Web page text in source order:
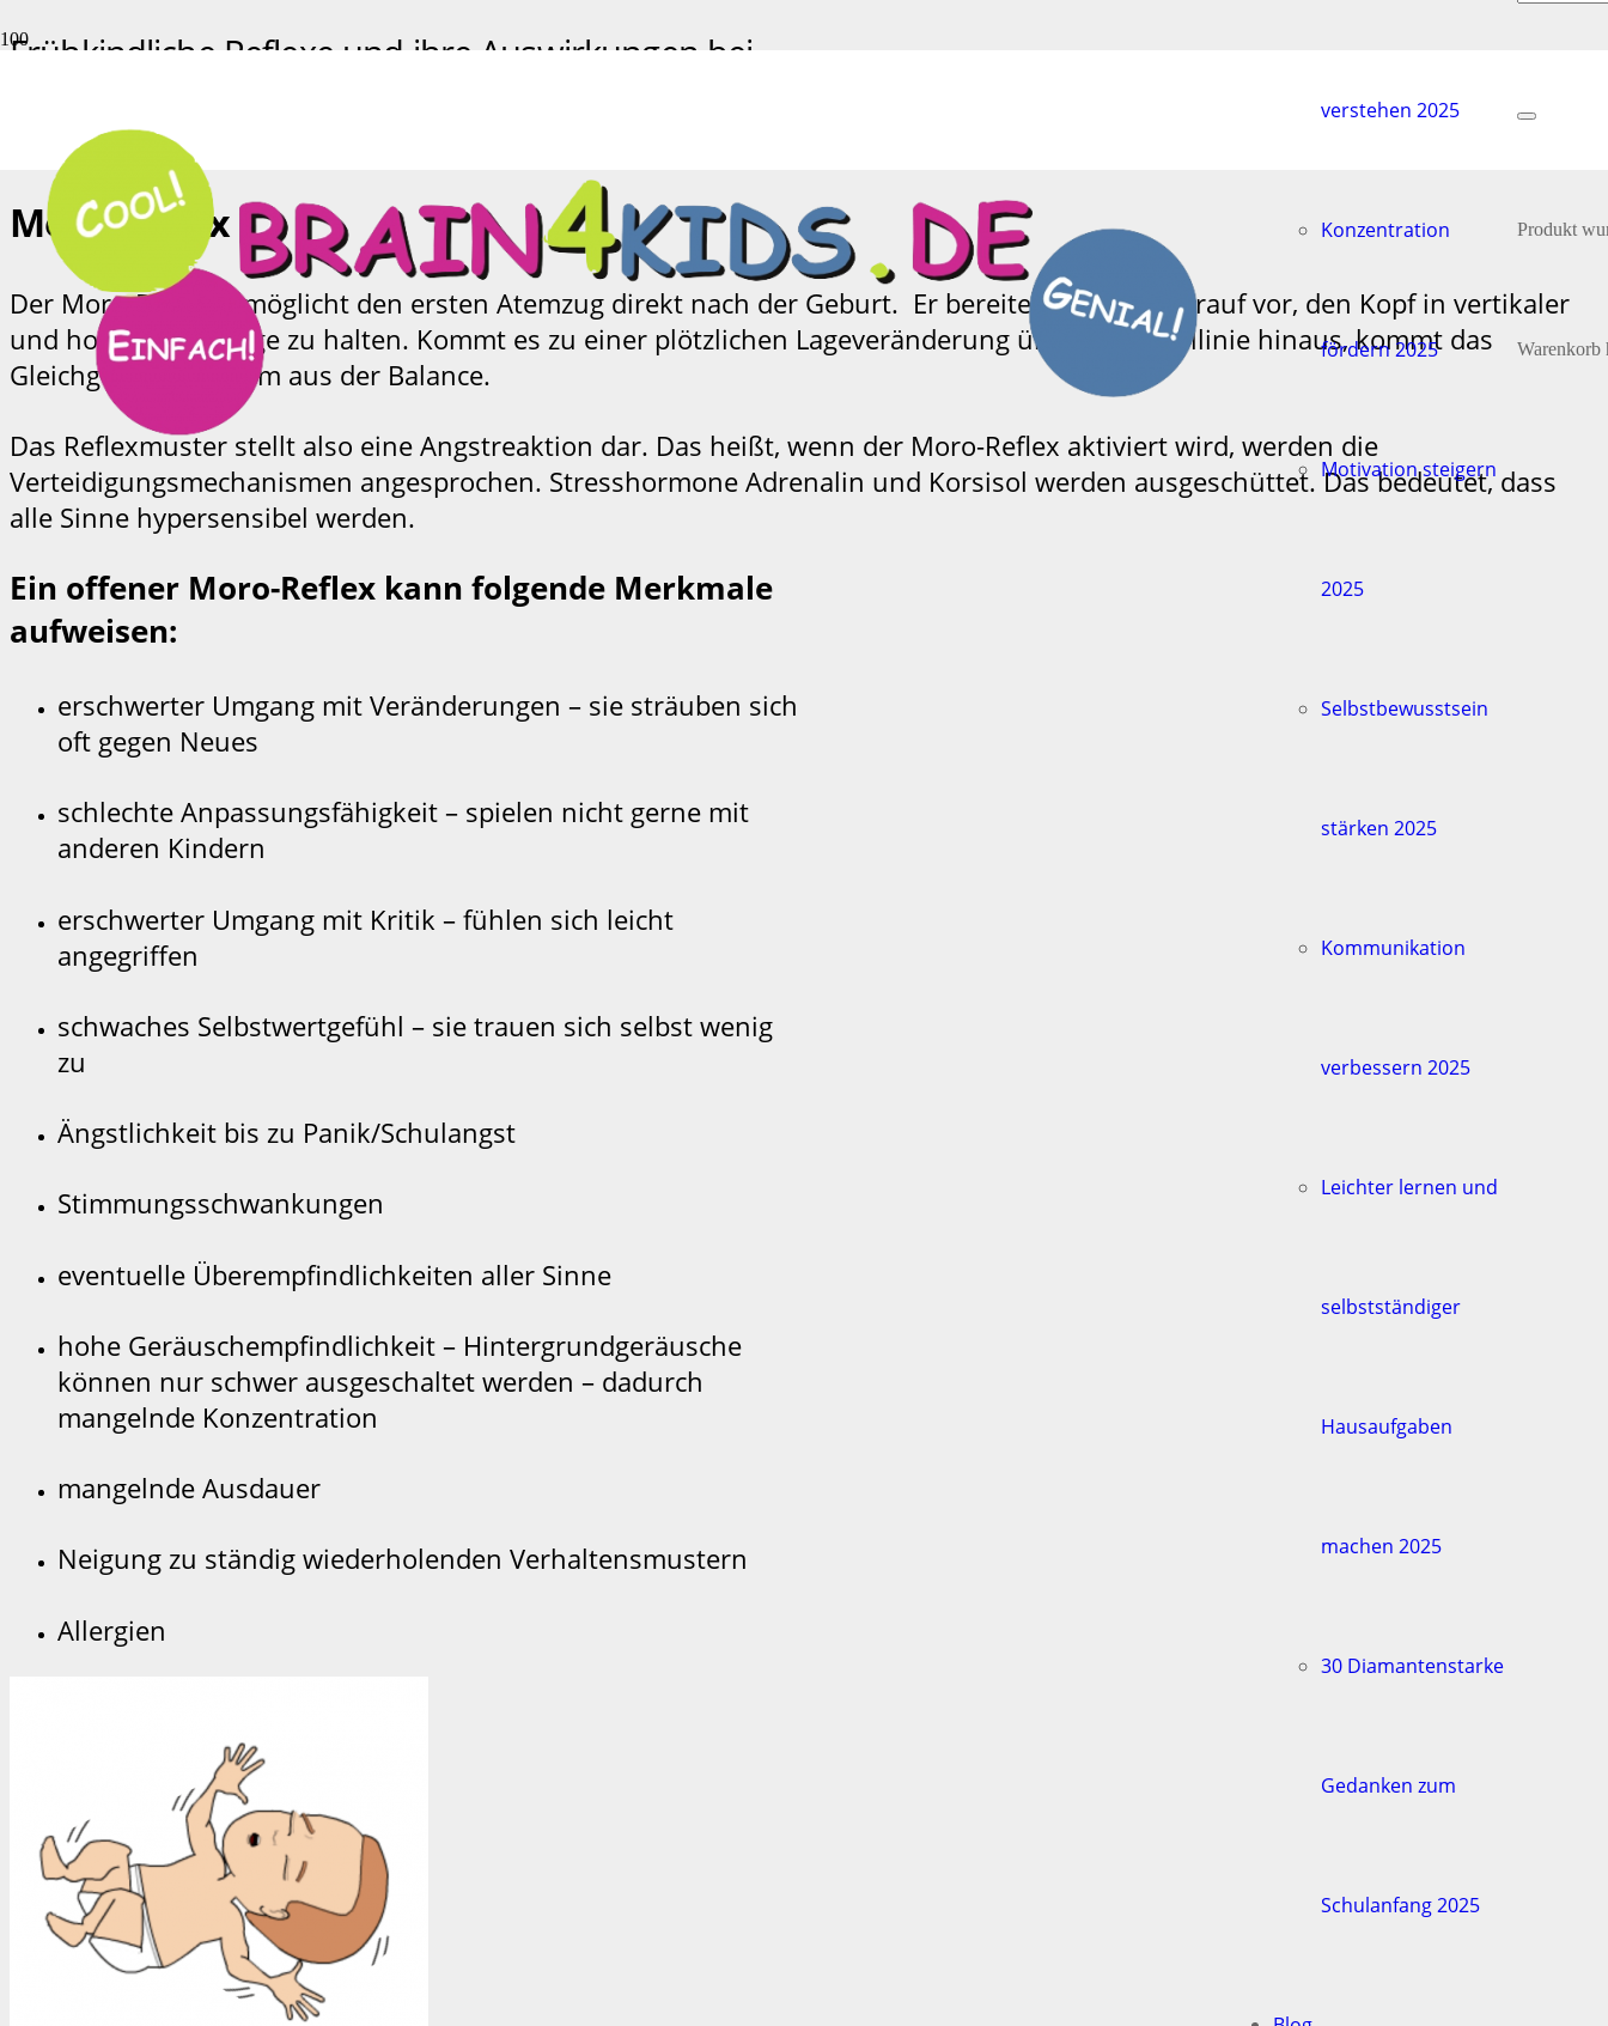
verstehen 2025
Konzentration
fördern 2025
Motivation steigern
2025
Selbstbewusstsein
stärken 2025
Kommunikation
verbessern 2025
Leichter lernen und
selbstständiger
Hausaufgaben
machen 2025
30 Diamantenstarke
Gedanken zum
Schulanfang 2025
Produkt
Warenkorb
Frühkindliche Reflexe und ihre Auswirkungen bei
Frühkindliche Reflexe und ihre Auswirkungen bei Nichtintegration
Moro-Reflex
Der Moro-Reflex ermöglicht den ersten Atemzug direkt nach der Geburt. Er bereitet das Baby darauf vor, den Kopf in vertikaler
und horizontaler Lage zu halten. Kommt es zu einer plötzlichen Lageveränderung über die Mittellinie hinaus, kommt das
Gleichgewichtssystem aus der Balance.
Das Reflexmuster stellt also eine Angstreaktion dar. Das heißt, wenn der Moro-Reflex aktiviert wird, werden die
Verteidigungsmechanismen angesprochen. Stresshormone Adrenalin und Korsisol werden ausgeschüttet. Das bedeutet, dass
alle Sinne hypersensibel werden.
Ein offener Moro-Reflex kann folgende Merkmale
aufweisen:
erschwerter Umgang mit Veränderungen – sie sträuben sich
oft gegen Neues
schlechte Anpassungsfähigkeit – spielen nicht gerne mit
anderen Kindern
erschwerter Umgang mit Kritik – fühlen sich leicht
angegriffen
schwaches Selbstwertgefühl – sie trauen sich selbst wenig
zu
Ängstlichkeit bis zu Panik/Schulangst
Stimmungsschwankungen
eventuelle Überempfindlichkeiten aller Sinne
hohe Geräuschempfindlichkeit – Hintergrundgeräusche
können nur schwer ausgeschaltet werden – dadurch
mangelnde Konzentration
mangelnde Ausdauer
Neigung zu ständig wiederholenden Verhaltensmustern
Allergien